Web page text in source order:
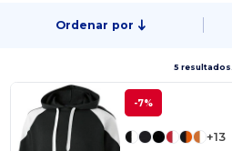
Ordenar por
5 resultados.
-7%
+13